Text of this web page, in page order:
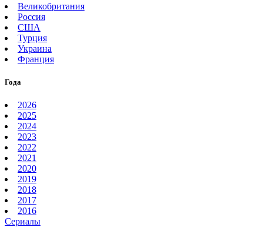
Великобритания
Россия
США
Турция
Украина
Франция
Года
2026
2025
2024
2023
2022
2021
2020
2019
2018
2017
2016
Сериалы